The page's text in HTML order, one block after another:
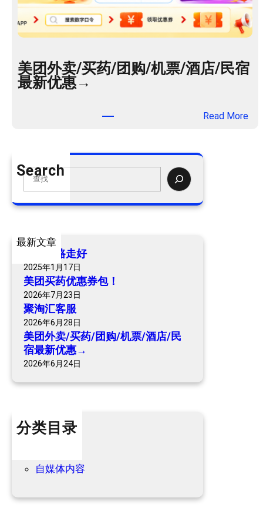
美团外卖/买药/团购/机票/酒店/民宿
最新优惠→
Read More：
Search
S
a
h
最新文章
爷爷一路走好
2025年1月17日
美团买药优惠券包！
2026年7月23日
聚淘汇客服
2026年6月28日
美团外卖/买药/团购/机票/酒店/民
宿最新优惠→
2026年6月24日
分类目录
自媒体内容